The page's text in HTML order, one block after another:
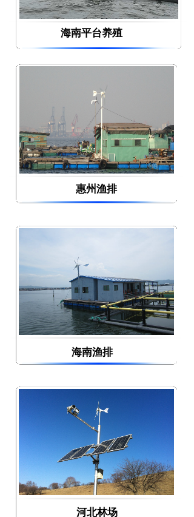
海南渔排
河北林场
甘肃兰州市石化管道
海南平台养殖
惠州渔排